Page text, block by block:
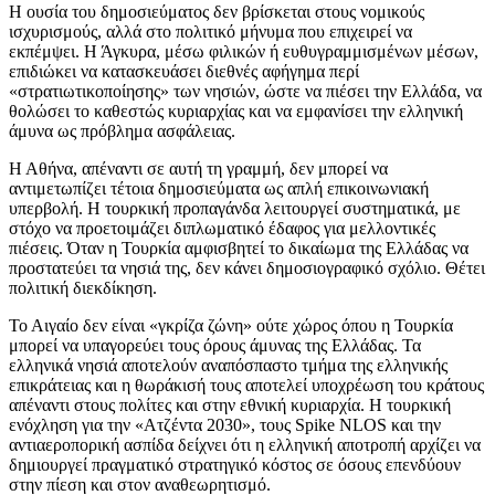
Η ουσία του δημοσιεύματος δεν βρίσκεται στους νομικούς
ισχυρισμούς, αλλά στο πολιτικό μήνυμα που επιχειρεί να
εκπέμψει. Η Άγκυρα, μέσω φιλικών ή ευθυγραμμισμένων μέσων,
επιδιώκει να κατασκευάσει διεθνές αφήγημα περί
«στρατιωτικοποίησης» των νησιών, ώστε να πιέσει την Ελλάδα, να
θολώσει το καθεστώς κυριαρχίας και να εμφανίσει την ελληνική
άμυνα ως πρόβλημα ασφάλειας.
Η Αθήνα, απέναντι σε αυτή τη γραμμή, δεν μπορεί να
αντιμετωπίζει τέτοια δημοσιεύματα ως απλή επικοινωνιακή
υπερβολή. Η τουρκική προπαγάνδα λειτουργεί συστηματικά, με
στόχο να προετοιμάζει διπλωματικό έδαφος για μελλοντικές
πιέσεις. Όταν η Τουρκία αμφισβητεί το δικαίωμα της Ελλάδας να
προστατεύει τα νησιά της, δεν κάνει δημοσιογραφικό σχόλιο. Θέτει
πολιτική διεκδίκηση.
Το Αιγαίο δεν είναι «γκρίζα ζώνη» ούτε χώρος όπου η Τουρκία
μπορεί να υπαγορεύει τους όρους άμυνας της Ελλάδας. Τα
ελληνικά νησιά αποτελούν αναπόσπαστο τμήμα της ελληνικής
επικράτειας και η θωράκισή τους αποτελεί υποχρέωση του κράτους
απέναντι στους πολίτες και στην εθνική κυριαρχία. Η τουρκική
ενόχληση για την «Ατζέντα 2030», τους Spike NLOS και την
αντιαεροπορική ασπίδα δείχνει ότι η ελληνική αποτροπή αρχίζει να
δημιουργεί πραγματικό στρατηγικό κόστος σε όσους επενδύουν
στην πίεση και στον αναθεωρητισμό.